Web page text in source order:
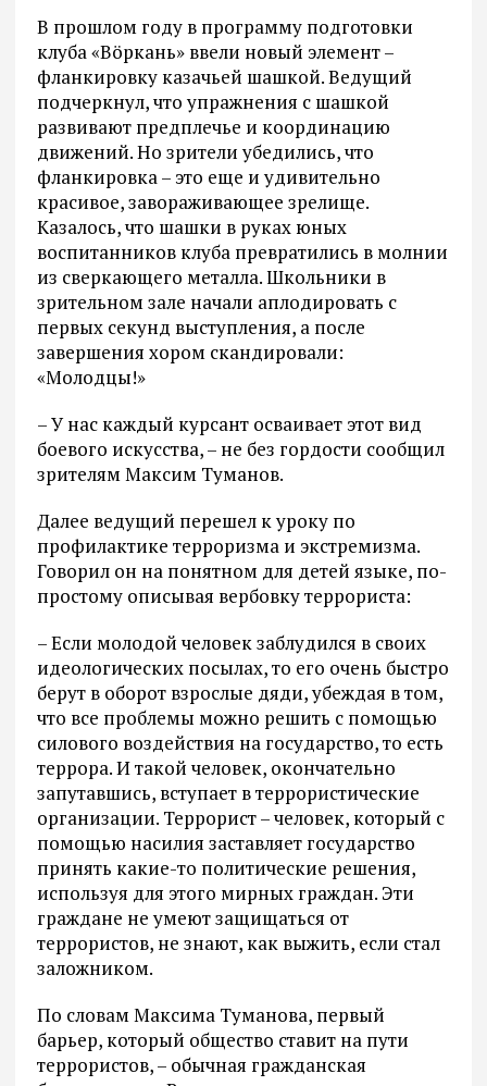
В прошлом году в программу подготовки
клуба «Вöркань» ввели новый элемент –
фланкировку казачьей шашкой. Ведущий
подчеркнул, что упражнения с шашкой
развивают предплечье и координацию
движений. Но зрители убедились, что
фланкировка – это еще и удивительно
красивое, завораживающее зрелище.
Казалось, что шашки в руках юных
воспитанников клуба превратились в молнии
из сверкающего металла. Школьники в
зрительном зале начали аплодировать с
первых секунд выступления, а после
завершения хором скандировали:
«Молодцы!»
– У нас каждый курсант осваивает этот вид
боевого искусства, – не без гордости сообщил
зрителям Максим Туманов.
Далее ведущий перешел к уроку по
профилактике терроризма и экстремизма.
Говорил он на понятном для детей языке, по-
простому описывая вербовку террориста:
– Если молодой человек заблудился в своих
идеологических посылах, то его очень быстро
берут в оборот взрослые дяди, убеждая в том,
что все проблемы можно решить с помощью
силового воздействия на государство, то есть
террора. И такой человек, окончательно
запутавшись, вступает в террористические
организации. Террорист – человек, который с
помощью насилия заставляет государство
принять какие-то политические решения,
используя для этого мирных граждан. Эти
граждане не умеют защищаться от
террористов, не знают, как выжить, если стал
заложником.
По словам Максима Туманова, первый
барьер, который общество ставит на пути
террористов, – обычная гражданская